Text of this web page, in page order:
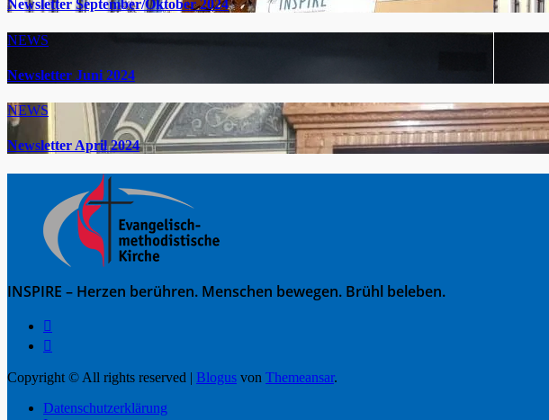
Newsletter September/Oktober 2024
NEWS
Newsletter Juni 2024
NEWS
Newsletter April 2024
INSPIRE – Herzen berühren. Menschen bewegen. Brühl beleben.
Copyright © All rights reserved | Blogus von Themeansar.
Datenschutzerklärung